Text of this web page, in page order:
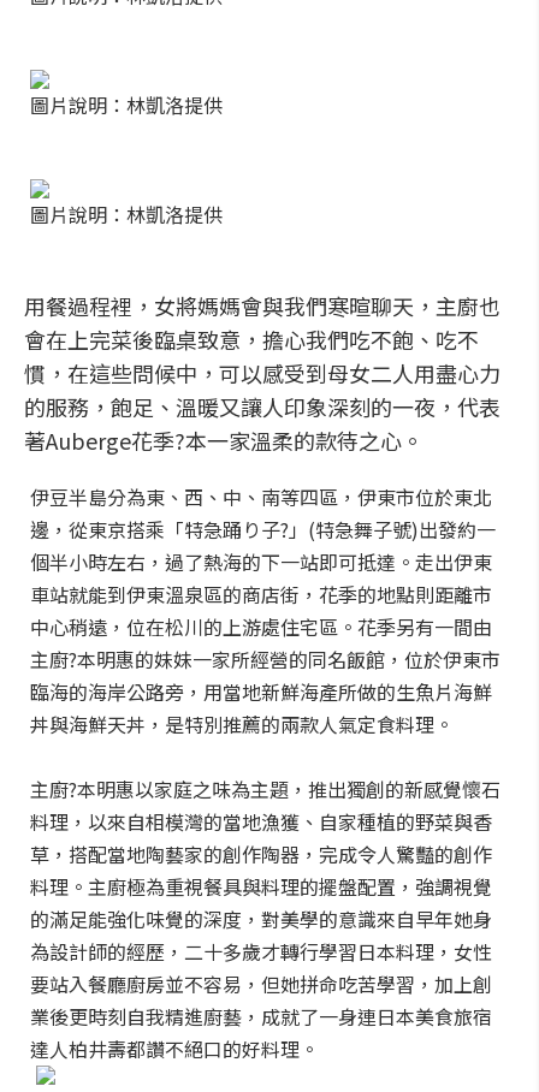
圖片說明：林凱洛提供
圖片說明：林凱洛提供
用餐過程裡，女將媽媽會與我們寒暄聊天，主廚也
會在上完菜後臨桌致意，擔心我們吃不飽、吃不
慣，在這些問候中，可以感受到母女二人用盡心力
的服務，飽足、溫暖又讓人印象深刻的一夜，代表
著Auberge花季?本一家溫柔的款待之心。
伊豆半島分為東、西、中、南等四區，伊東市位於東北
邊，從東京搭乘「特急踊り子?」(特急舞子號)出發約一
個半小時左右，過了熱海的下一站即可抵達。走出伊東
車站就能到伊東溫泉區的商店街，花季的地點則距離市
中心稍遠，位在松川的上游處住宅區。花季另有一間由
主廚?本明惠的妹妹一家所經營的同名飯館，位於伊東市
臨海的海岸公路旁，用當地新鮮海產所做的生魚片海鮮
丼與海鮮天丼，是特別推薦的兩款人氣定食料理。
主廚?本明惠以家庭之味為主題，推出獨創的新感覺懷石
料理，以來自相模灣的當地漁獲、自家種植的野菜與香
草，搭配當地陶藝家的創作陶器，完成令人驚豔的創作
料理。主廚極為重視餐具與料理的擺盤配置，強調視覺
的滿足能強化味覺的深度，對美學的意識來自早年她身
為設計師的經歷，二十多歲才轉行學習日本料理，女性
要站入餐廳廚房並不容易，但她拼命吃苦學習，加上創
業後更時刻自我精進廚藝，成就了一身連日本美食旅宿
達人柏井壽都讚不絕口的好料理。